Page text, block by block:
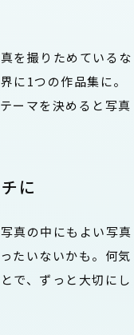
を撮りためているな
に1つの作品集に。
ーマを決めると写真
に
真の中にもよい写真
たいないかも。何気
で、ずっと大切にし